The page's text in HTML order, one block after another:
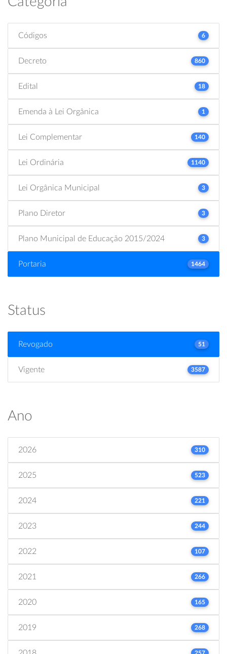
Códigos 6
Decreto 860
Edital 18
Emenda à Lei Orgânica 1
Lei Complementar 140
Lei Ordinária 1140
Lei Orgânica Municipal 3
Plano Diretor 3
Plano Municipal de Educação 2015/2024 3
Portaria 1464
Status
Revogado 51
Vigente 3587
Ano
2026 310
2025 523
2024 221
2023 244
2022 107
2021 266
2020 165
2019 268